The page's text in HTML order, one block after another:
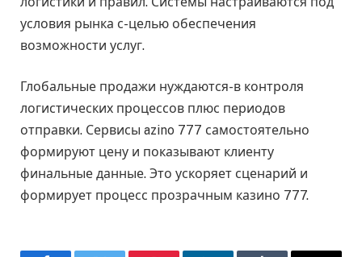
условия рынка с-целью обеспечения
возможности услуг.
Глобальные продажи нуждаются-в контроля
логистических процессов плюс периодов
отправки. Сервисы azino 777 самостоятельно
формируют цену и показывают клиенту
финальные данные. Это ускоряет сценарий и
формирует процесс прозрачным казино 777.